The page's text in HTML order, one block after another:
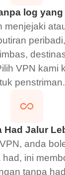
log
menjejaki
VPN kami
penstriman.
Had Jalur
anda
had, ini
tanpa